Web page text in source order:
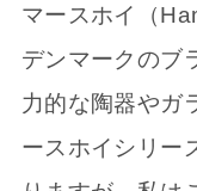
マースホイ（
デンマークのブ
力的な陶器やガ
ースホイシリー